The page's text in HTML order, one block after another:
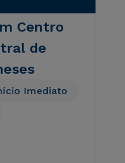
Centro
de
Imediato